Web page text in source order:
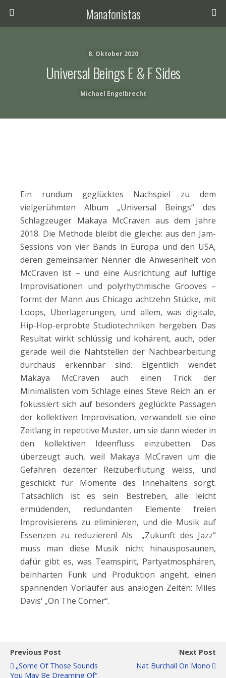
Manafonistas
8. Oktober 2020
Universal Beings E & F Sides
Michael Engelbrecht
Ein rundum geglücktes Nachspiel zu dem
vielgerühmten Album „Universal Beings“ des
Schlagzeuger Makaya McCraven aus dem Jahre
2018. Die Methode bleibt die gleiche: aus den Jam-
Sessions von vier Bands in Europa und den USA,
deren gemeinsamer Nenner die Anwesenheit von
McCraven ist – und eine Ausrichtung auf luftige
Improvisationen und polyrhythmische Grooves –
formt der Mann aus Chicago achtzehn Stücke, mit
Loops, Überlagerungen, und allem, was digitale,
Hip-Hop-erprobte Studiotechniken hergeben. Das
Resultat wirkt schlüssig und kohärent, auch, oder
gerade weil die Nahtstellen der Nachbearbeitung
durchaus erkennbar sind. Eigentlich wendet
Makaya McCraven auch einen Trick der
Minimalisten vom Schlage eines Steve Reich an: er
fokussiert sich auf besonders geglückte Passagen
der kollektiven Improvisation, verwandelt sie eine
Zeitlang in repetitive Muster, um sie dann wieder in
den kollektiven Ideenfluss einzubetten. Das
überzeugt auch, weil Makaya McCraven um die
Gefahren dezenter Reizüberflutung weiss, und
geschickt für Momente des Innehaltens sorgt.
Tatsächlich ist es sein Bestreben, alle leicht
ermüdenden, redundanten Elemente freien
Improvisierens zu eliminieren, und die Musik auf
Essenzen zu reduzieren! Als
„Zukunft des Jazz“
muss man diese Musik nicht hinausposaunen,
dafür gibt es, was Teamspirit, Partyatmosphären,
beinharten Funk und Produktion angeht, einen
spannenden Vorläufer aus analogen Zeiten: Miles
Davis‘ „On The Corner“.
Previous Post
„Some Of Those Sounds
You May Be Dreaming Of“
Next Post
Nat Burchall On Mono